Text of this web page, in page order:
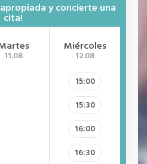
y concierte una
cita!
11.08
Miércoles
12.08
15:00
15:30
16:00
16:30